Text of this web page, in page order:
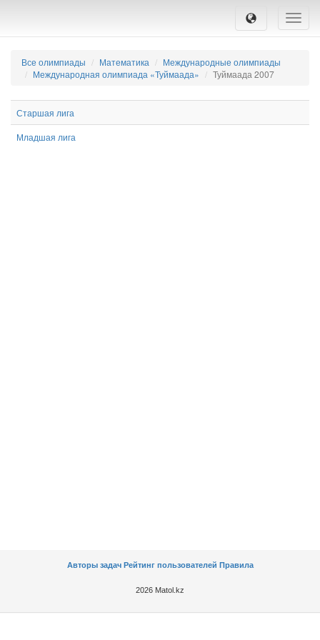
Toggle
Все олимпиады Математика
Международные олимпиады
Международная олимпиада «Туймаада»
Туймаада 2007
Старшая лига
Младшая лига
Авторы задач Рейтинг пользователей Правила
2026 Matol.kz